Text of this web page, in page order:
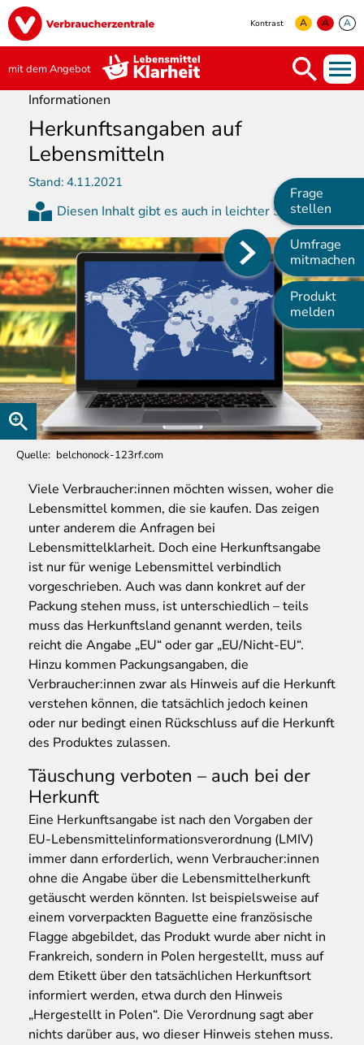
Direkt
zum
Inhalt
Image
Kontrast A A A
mit dem Angebot
Main
navigation
Frage
stellen
Umfrage
mitmachen
Produkt
melden
Informationen
Herkunftsangaben auf
Lebensmitteln
Stand: 4.11.2021
Diesen Inhalt gibt es auch in leichter Sprache
Quelle belchonock-123rf.com
Viele Verbraucher:innen möchten wissen, woher die
Lebensmittel kommen, die sie kaufen. Das zeigen
unter anderem die Anfragen bei
Lebensmittelklarheit. Doch eine Herkunftsangabe
ist nur für wenige Lebensmittel verbindlich
vorgeschrieben. Auch was dann konkret auf der
Packung stehen muss, ist unterschiedlich – teils
muss das Herkunftsland genannt werden, teils
reicht die Angabe „EU“ oder gar „EU/Nicht-EU“.
Hinzu kommen Packungsangaben, die
Verbraucher:innen zwar als Hinweis auf die Herkunft
verstehen können, die tatsächlich jedoch keinen
oder nur bedingt einen Rückschluss auf die Herkunft
des Produktes zulassen.
Täuschung verboten – auch bei der
Herkunft
Eine Herkunftsangabe ist nach den Vorgaben der
EU-Lebensmittelinformationsverordnung (LMIV)
immer dann erforderlich, wenn Verbraucher:innen
ohne die Angabe über die Lebensmittelherkunft
getäuscht werden könnten. Ist beispielsweise auf
einem vorverpackten Baguette eine französische
Flagge abgebildet, das Produkt wurde aber nicht in
Frankreich, sondern in Polen hergestellt, muss auf
dem Etikett über den tatsächlichen Herkunftsort
informiert werden, etwa durch den Hinweis
„Hergestellt in Polen“. Die Verordnung sagt aber
nichts darüber aus, wo dieser Hinweis stehen muss.